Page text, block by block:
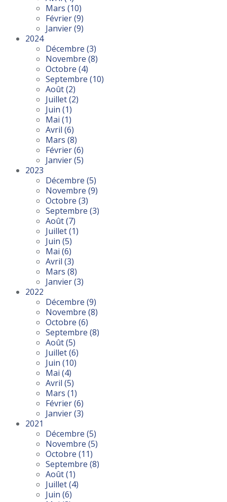
Mars (10)
Février(9)
Janvier(9)
2024
Décembre (3)
Novembre (8)
Octobre (4)
Septembre (10)
Août(2)
Juillet(2)
Juin (1)
Mai (1)
Avril (6)
Mars (8)
Février(6)
Janvier(5)
2023
Décembre (5)
Novembre (9)
Octobre (3)
Septembre (3)
Août(7)
Juillet(1)
Juin (5)
Mai (6)
Avril (3)
Mars (8)
Janvier(3)
2022
Décembre (9)
Novembre (8)
Octobre (6)
Septembre (8)
Août(5)
Juillet(6)
Juin (10)
Mai (4)
Avril (5)
Mars (1)
Février(6)
Janvier(3)
2021
Décembre (5)
Novembre (5)
Octobre (11)
Septembre (8)
Août(1)
Juillet(4)
Juin (6)